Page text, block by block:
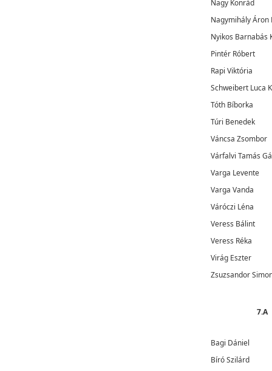
Nagy Konrád
Nagymihály Áron
Nyikos Barnabás
Pintér Róbert
Rapi Viktória
Schweibert Luca
Tóth Bíborka
Túri Benedek
Váncsa Zsombor
Várfalvi Tamás
Varga Levente
Varga Vanda
Váróczi Léna
Veress Bálint
Veress Réka
Virág Eszter
Zsuzsandor
7.A
Bagi Dániel
Bíró Szilárd